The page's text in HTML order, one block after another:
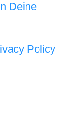
Deine
Policy